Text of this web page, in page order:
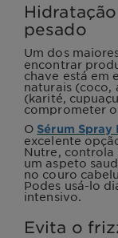
pesado
Um dos
encontrar
chave está em
naturais (coco,
(karité,
comprometer
O Sérum
excelente
Nutre, controla
um aspeto
no couro
Podes usá-lo
intensivo.
Evita o